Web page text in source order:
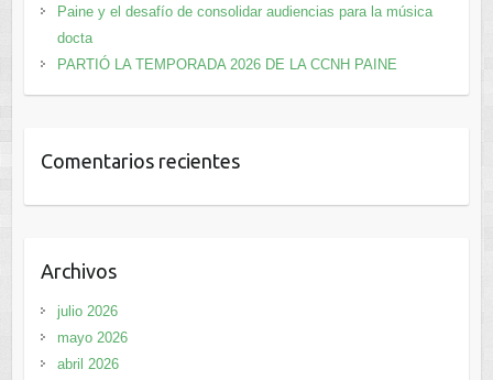
Paine y el desafío de consolidar audiencias para la música
docta
PARTIÓ LA TEMPORADA 2026 DE LA CCNH PAINE
Comentarios recientes
Archivos
julio 2026
mayo 2026
abril 2026